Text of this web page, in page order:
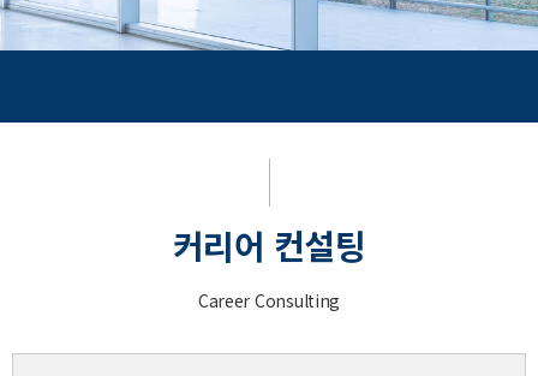
커리어 컨설팅
Career Consulting